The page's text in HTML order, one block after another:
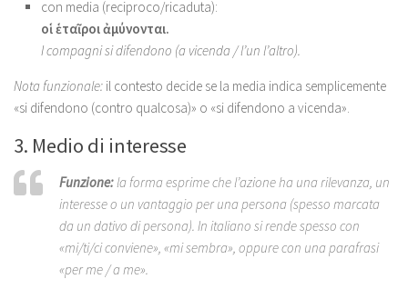
con media (reciproco/ricaduta):
οἱ ἑταῖροι ἀμύνονται.
I compagni si difendono (a vicenda / l’un l’altro).
Nota funzionale: il contesto decide se la media indica semplicemente
«si difendono (contro qualcosa)» o «si difendono a vicenda».
3. Medio di interesse
Funzione:la forma esprime che l’azione ha una rilevanza, un
interesse o un vantaggio per una persona (spesso marcata
da un dativo di persona). In italiano si rende spesso con
«mi/ti/ci conviene», «mi sembra», oppure con una parafrasi
«per me / a me».